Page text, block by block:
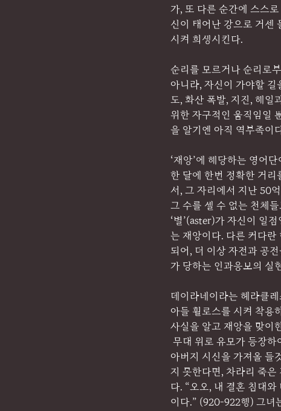
가, 또 다른 순간에 스스
신이 태어난 강으로 거센
시켜 희생시킨다.
순리를 모르거나 순리로
아니라, 자신이 가야할 길
도, 화산 폭발, 지진, 해일
위한 자구적인 움직임일
을 알기엔 아직 역부족이
‘재앙’에 해당하는 영어
한 달에 한번 정확한 거리
서, 그 자리에서 지난 50
그 수를 셀 수 없는 천체
‘별’(aster)가 자신이 일
는 재앙이다. 다른 커다란
되어, 더 이상 자전과 공
가 당하는 인과응보의 실
데이라네이라는 헤라클
아들 휠로스를 시켜 착용
사실을 알고 재앙을 맞이
아버지 시신을 가져올 들
지 못한다면, 차라리 죽은
다. “오오, 내 결혼 침대
이다.” (920-922행) 그녀